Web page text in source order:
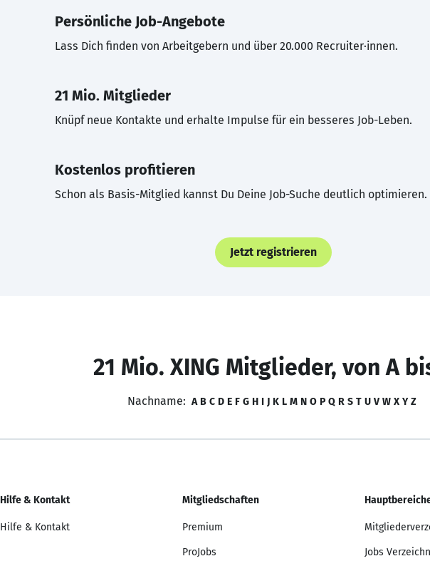
Persönliche Job-Angebote
Lass Dich finden von Arbeitgebern und über 20.000 Recruiter·innen.
21 Mio. Mitglieder
Knüpf neue Kontakte und erhalte Impulse für ein besseres Job-Leben.
Kostenlos profitieren
Schon als Basis-Mitglied kannst Du Deine Job-Suche deutlich optimieren.
Jetzt registrieren
21 Mio. XING Mitglieder, von A
Nachname: A B C D E F G H I J K L M N O P Q R S T U V W X Y Z
Hilfe & Kontakt
Hilfe & Kontakt
Mitgliedschaften
Premium
ProJobs Jobs